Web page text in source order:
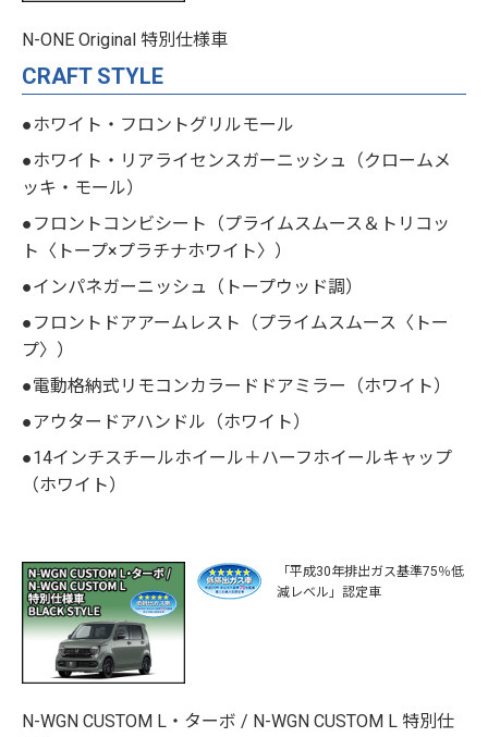
N-ONE Original 特別仕様車
CRAFT STYLE
●ホワイト・フロントグリルモール
●ホワイト・リアライセンスガーニッシュ（クロームメ
ッキ・モール）
●フロントコンビシート（プライムスムース＆トリコッ
ト〈トープ×プラチナホワイト〉）
●インパネガーニッシュ（トープウッド調）
●フロントドアアームレスト（プライムスムース〈トー
プ〉）
●電動格納式リモコンカラードドアミラー（ホワイト）
●アウタードアハンドル（ホワイト）
●14インチスチールホイール＋ハーフホイールキャップ
（ホワイト）
「平成30年排出ガス基準75％低
減レベル」認定車
N-WGN CUSTOM L・ターボ / N-WGN CUSTOM L 特別仕